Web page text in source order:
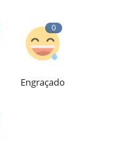
0
Engraçado